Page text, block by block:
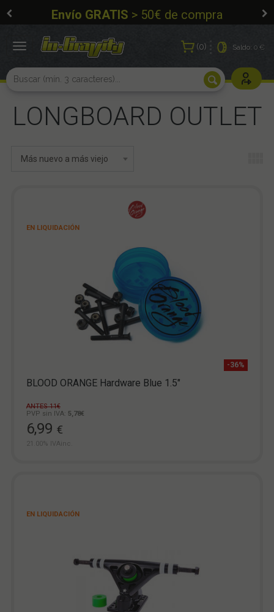
Envío GRATIS > 50€ de compra
0 Saldo:0 €
Usuarios
Toggle
LONGBOARD OUTLET
EN LIQUIDACIÓN
-36%
BLOOD ORANGE Hardware Blue 1.5"
PVP sin IVA: 5,78€
ANTES 11€
6,99 €
21.00% IVAinc.
EN LIQUIDACIÓN